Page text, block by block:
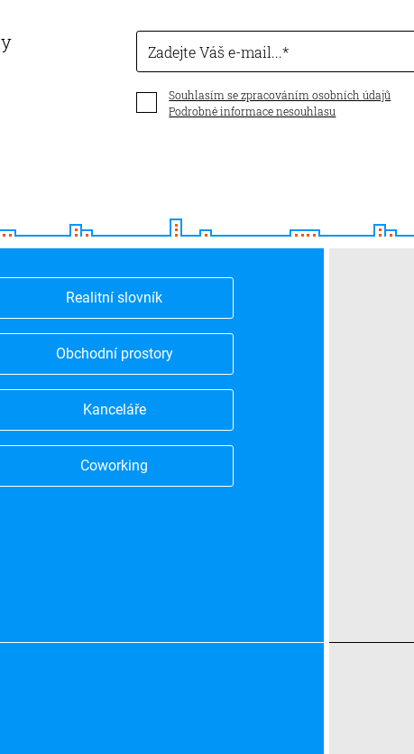
Zadejte Váš e-mail...
Souhlasím se zpracováním osobních údajů
Podrobné informace nesouhlasu
Realitní slovník
Obchodní prostory
Kanceláře
Coworking